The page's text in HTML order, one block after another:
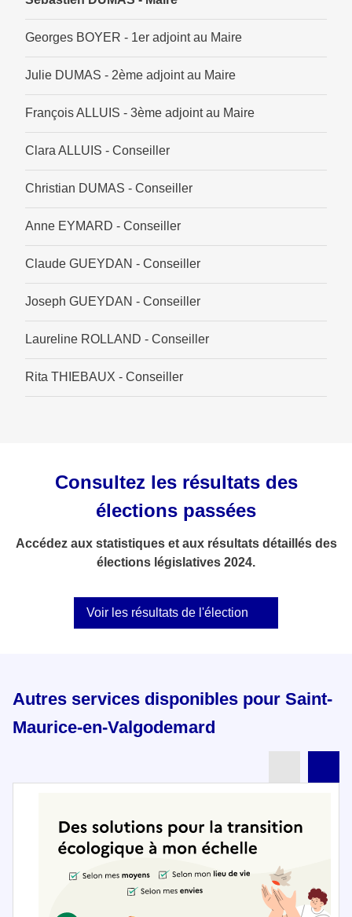
Georges BOYER - 1er adjoint au Maire
Julie DUMAS - 2ème adjoint au Maire
François ALLUIS - 3ème adjoint au Maire
Clara ALLUIS - Conseiller
Christian DUMAS - Conseiller
Anne EYMARD - Conseiller
Claude GUEYDAN - Conseiller
Joseph GUEYDAN - Conseiller
Laureline ROLLAND - Conseiller
Rita THIEBAUX - Conseiller
Consultez les résultats des
élections passées
Accédez aux statistiques et aux résultats détaillés des
élections législatives 2024.
Voir les résultats de l'élection
Autres services disponibles pour Saint-
Maurice-en-Valgodemard